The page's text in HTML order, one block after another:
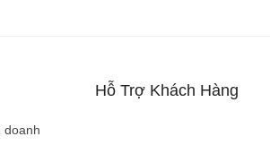
doanh
Hỗ Trợ Khách Hàng